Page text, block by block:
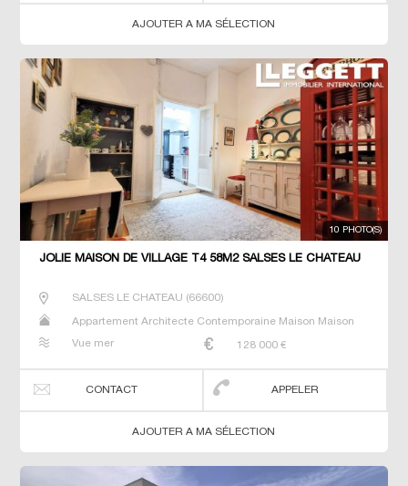
AJOUTER A MA SÉLECTION
10 PHOTO(S)
JOLIE MAISON DE VILLAGE T4 58M2 SALSES LE CHATEAU
SALSES LE CHATEAU (66600)
Appartement Architecte Contemporaine Maison Maison
Vue mer
128 000 €
CONTACT APPELER
AJOUTER A MA SÉLECTION